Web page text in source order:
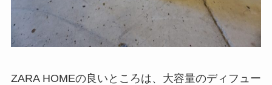
ZARA HOMEの良いところは、大容量のディフュー